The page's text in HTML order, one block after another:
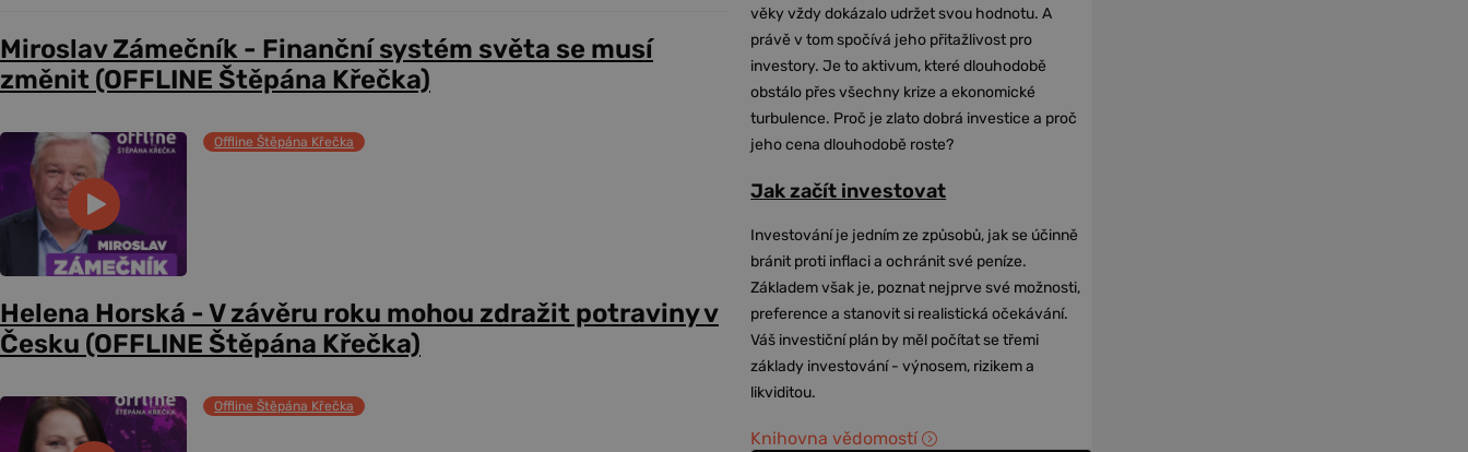
Miroslav Zámečník - Finanční systém světa se musí
změnit (OFFLINE Štěpána Křečka)
Offline Štěpána Křečka
Helena Horská - V závěru roku mohou zdražit potraviny v
Česku (OFFLINE Štěpána Křečka)
Offline Štěpána Křečka
věky vždy dokázalo udržet svou hodnotu. A
právě v tom spočívá jeho přitažlivost pro
investory. Je to aktivum, které dlouhodobě
obstálo přes všechny krize a ekonomické
turbulence. Proč je zlato dobrá investice a proč
jeho cena dlouhodobě roste?
Jak začít investovat
Investování je jedním ze způsobů, jak se účinně
bránit proti inflaci a ochránit své peníze.
Základem však je, poznat nejprve své možnosti,
preference a stanovit si realistická očekávání.
Váš investiční plán by měl počítat se třemi
základy investování - výnosem, rizikem a
likviditou.
Knihovna vědomostí